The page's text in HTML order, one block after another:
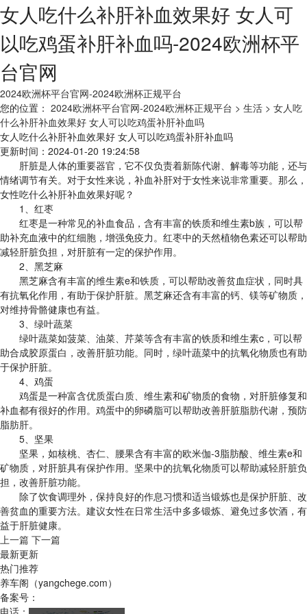
女人吃什么补肝补血效果好 女人可
以吃鸡蛋补肝补血吗-2024欧洲杯平
台官网
2024欧洲杯平台官网-2024欧洲杯正规平台
您的位置： 2024欧洲杯平台官网-2024欧洲杯正规平台 > 生活 > 女人吃
什么补肝补血效果好 女人可以吃鸡蛋补肝补血吗
女人吃什么补肝补血效果好 女人可以吃鸡蛋补肝补血吗
更新时间：2024-01-20 19:24:58
肝脏是人体的重要器官，它不仅负责着新陈代谢、解毒等功能，还与
情绪调节有关。对于女性来说，补血补肝对于女性来说非常重要。那么，
女性吃什么补肝补血效果好呢？
1、红枣
红枣是一种常见的补血食品，含有丰富的铁质和维生素b族，可以帮
助补充血液中的红细胞，增强免疫力。红枣中的天然植物色素还可以帮助
减轻肝脏负担，对肝脏有一定的保护作用。
2、黑芝麻
黑芝麻含有丰富的维生素e和铁质，可以帮助改善贫血症状，同时具
有抗氧化作用，有助于保护肝脏。黑芝麻还含有丰富的钙、镁等矿物质，
对维持骨骼健康也有益。
3、绿叶蔬菜
绿叶蔬菜如菠菜、油菜、芹菜等含有丰富的铁质和维生素c，可以帮
助合成胶原蛋白，改善肝脏功能。同时，绿叶蔬菜中的抗氧化物质也有助
于保护肝脏。
4、鸡蛋
鸡蛋是一种富含优质蛋白质、维生素和矿物质的食物，对肝脏修复和
补血都有很好的作用。鸡蛋中的卵磷脂可以帮助改善肝脏脂肪代谢，预防
脂肪肝。
5、坚果
坚果，如核桃、杏仁、腰果含有丰富的欧米伽-3脂肪酸、维生素e和
矿物质，对肝脏具有保护作用。坚果中的抗氧化物质可以帮助减轻肝脏负
担，改善肝脏功能。
除了饮食调理外，保持良好的作息习惯和适当锻炼也是保护肝脏、改
善贫血的重要方法。建议女性在日常生活中多多锻炼、避免过多饮酒，有
益于肝脏健康。
上一篇 下一篇
最新更新
热门推荐
养车阁（yangchege.com）
备案号：
电话：